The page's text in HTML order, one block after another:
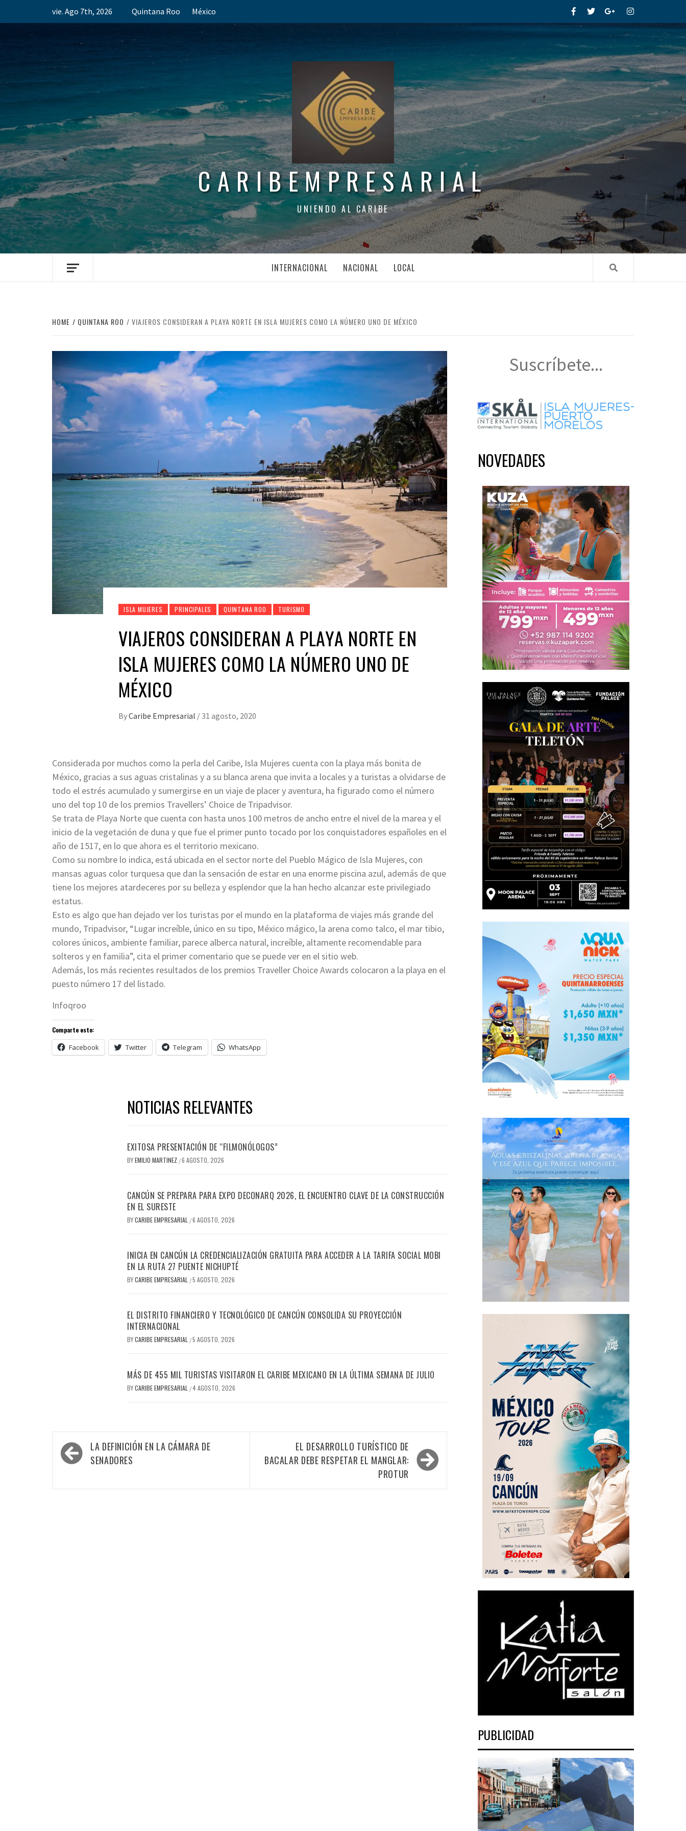
vie. Ago 7th, 2026 Quintana Roo México FacebookTwitterGoogle+Instagram
CARIBEMPRESARIAL
UNIENDO AL CARIBE
INTERNACIONAL NACIONAL LOCAL
HOME QUINTANA ROO VIAJEROS CONSIDERAN A PLAYA NORTE EN ISLA MUJERES COMO LA NÚMERO UNO DE MÉXICO
ISLA MUJERES PRINCIPALES QUINTANA ROO TURISMO
VIAJEROS CONSIDERAN A PLAYA NORTE EN
ISLA MUJERES COMO LA NÚMERO UNO DE
MÉXICO
ByCaribe Empresarial / 31 agosto, 2020
Considerada por muchos como la perla del Caribe, Isla Mujeres cuenta con la playa más bonita de
México, gracias a sus aguas cristalinas y a su blanca arena que invita a locales y a turistas a olvidarse de
todo el estrés acumulado y sumergirse en un viaje de placer y aventura, ha figurado como el número
uno del top 10 de los premios Travellers’ Choice de Tripadvisor.
Se trata de Playa Norte que cuenta con hasta unos 100 metros de ancho entre el nivel de la marea y el
inicio de la vegetación de duna y que fue el primer punto tocado por los conquistadores españoles en el
año de 1517, en lo que ahora es el territorio mexicano.
Como su nombre lo indica, está ubicada en el sector norte del Pueblo Mágico de Isla Mujeres, con
mansas aguas color turquesa que dan la sensación de estar en una enorme piscina azul, además de que
tiene los mejores atardeceres por su belleza y esplendor que la han hecho alcanzar este privilegiado
estatus.
Esto es algo que han dejado ver los turistas por el mundo en la plataforma de viajes más grande del
mundo, Tripadvisor, “Lugar increíble, único en su tipo, México mágico, la arena como talco, el mar tibio,
colores únicos, ambiente familiar, parece alberca natural, increíble, altamente recomendable para
solteros y en familia”, cita el primer comentario que se puede ver en el sitio web.
Además, los más recientes resultados de los premios Traveller Choice Awards colocaron a la playa en el
puesto número 17 del listado.
Infoqroo
Comparte esto:
Facebook Twitter Telegram WhatsApp
NOTICIAS RELEVANTES
EXITOSA PRESENTACIÓN DE “FILMONÓLOGOS”
BYEMILIO MARTINEZ /6 AGOSTO, 2026
CANCÚN SE PREPARA PARA EXPO DECONARQ 2026, EL ENCUENTRO CLAVE DE LA CONSTRUCCIÓN
EN EL SURESTE
BYCARIBE EMPRESARIAL /6 AGOSTO, 2026
INICIA EN CANCÚN LA CREDENCIALIZACIÓN GRATUITA PARA ACCEDER A LA TARIFA SOCIAL MOBI
EN LA RUTA 27 PUENTE NICHUPTÉ
BYCARIBE EMPRESARIAL /5 AGOSTO, 2026
EL DISTRITO FINANCIERO Y TECNOLÓGICO DE CANCÚN CONSOLIDA SU PROYECCIÓN
INTERNACIONAL
BYCARIBE EMPRESARIAL /5 AGOSTO, 2026
MÁS DE 455 MIL TURISTAS VISITARON EL CARIBE MEXICANO EN LA ÚLTIMA SEMANA DE JULIO
BYCARIBE EMPRESARIAL /4 AGOSTO, 2026
Navegación
de
LA DEFINICIÓN EN LA CÁMARA DE
SENADORES
EL DESARROLLO TURÍSTICO DE
BACALAR DEBE RESPETAR EL MANGLAR:
PROTUR
Suscríbete...
NOVEDADES
PUBLICIDAD